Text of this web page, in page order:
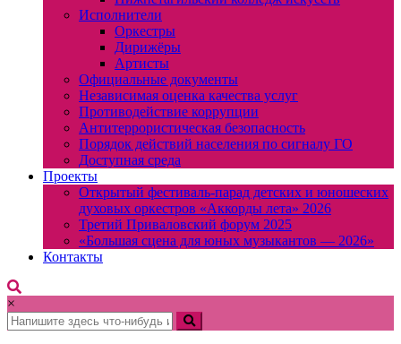
Исполнители
Оркестры
Дирижёры
Артисты
Официальные документы
Независимая оценка качества услуг
Противодействие коррупции
Антитеррористическая безопасность
Порядок действий населения по сигналу ГО
Доступная среда
Проекты
Открытый фестиваль-парад детских и юношеских
духовых оркестров «Аккорды лета» 2026
Третий Приваловский форум 2025
«Большая сцена для юных музыкантов — 2026»
Контакты
×